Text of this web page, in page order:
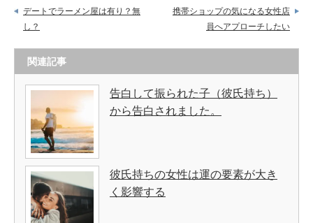
デートでラーメン屋は有り？無
し？
携帯ショップの気になる女性店
員へアプローチしたい
関連記事
告白して振られた子（彼氏持ち）
から告白されました。
彼氏持ちの女性は運の要素が大き
く影響する